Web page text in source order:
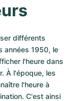
différents
années 1950, le
l'heure dans
À l'époque, les
l'heure à
C'est ainsi